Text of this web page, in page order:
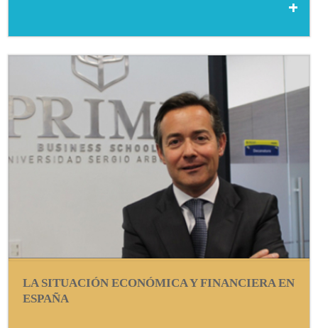
LA SITUACIÓN ECONÓMICA Y FINANCIERA EN
ESPAÑA